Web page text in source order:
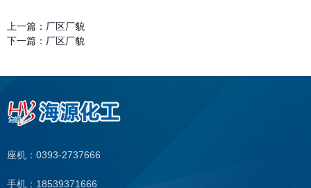
上一篇： 厂区厂貌
下一篇： 厂区厂貌
座机：0393-2737666
手机：18539371666